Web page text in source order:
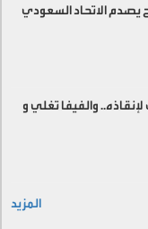
يصدم الاتحاد السعودي
لإنقاذه.. والفيفا تغلي و
المزيد